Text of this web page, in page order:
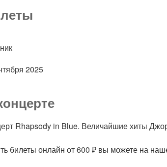
2025
Rhapsody in Blue. Величайшие хиты
билеты онлайн от 600 ₽ вы можете на